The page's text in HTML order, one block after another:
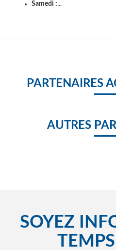
Samedi :...
PARTENAIRES
AUTRES
SOYEZ